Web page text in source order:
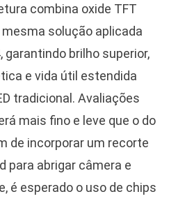
combina oxide TFT
solução aplicada
garantindo brilho superior,
e vida útil estendida
tradicional. Avaliações
mais fino e leve que o do
de incorporar um recorte
para abrigar câmera e
é esperado o uso de chips